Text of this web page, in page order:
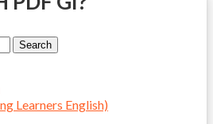
Learners English)